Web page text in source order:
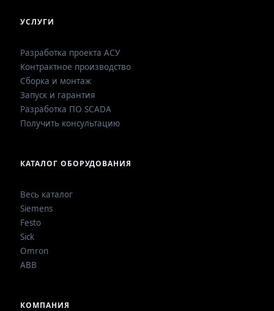
УСЛУГИ
Разработка проекта АСУ
Контрактное производство
Сборка и монтаж
Запуск и гарантия
Разработка ПО SCADA
Получить консультацию
КАТАЛОГ ОБОРУДОВАНИЯ
Весь каталог
Siemens
Festo
Sick
Omron
ABB
КОМПАНИЯ